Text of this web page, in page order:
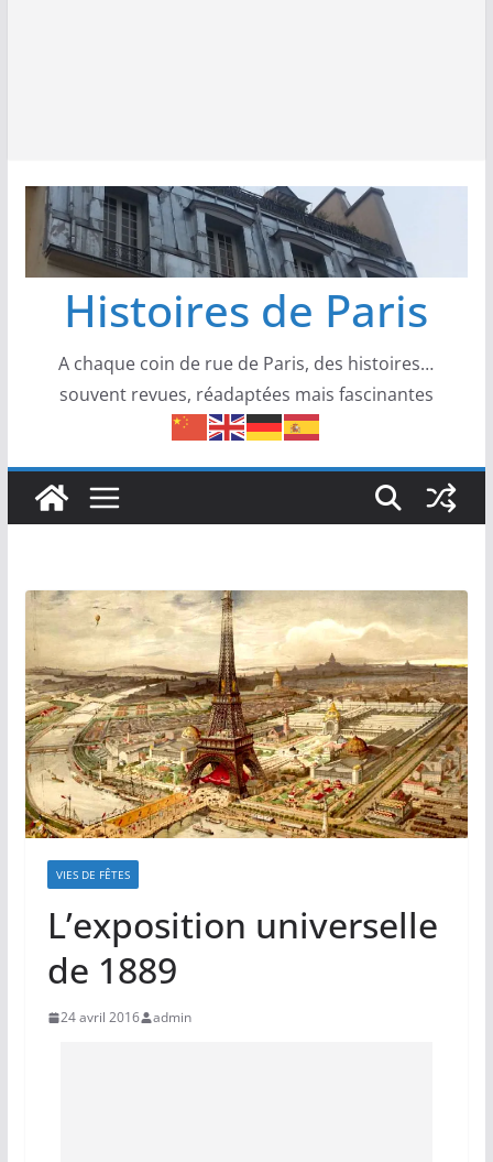
Histoires de Paris
A chaque coin de rue de Paris, des histoires…
souvent revues, réadaptées mais fascinantes
VIES DE FÊTES
L’exposition universelle
de 1889
24 avril 2016 admin